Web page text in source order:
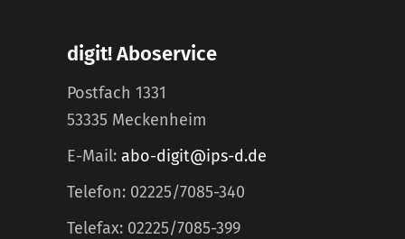
digit! Aboservice
Postfach 1331
53335 Meckenheim
E-Mail: abo-digit@ips-d.de
Telefon: 02225/7085-340
Telefax: 02225/7085-399